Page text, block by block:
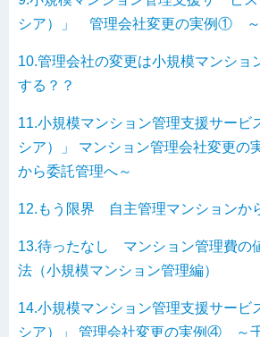
シア）」 管理会社変更の実例① ～
10.管理会社の変更は小規模マンショ
する？？
11.小規模マンション管理支援サービ
シア）」 マンション管理会社変更
から委託管理へ～
12.もう限界 自主管理マンションか
13.待ったなし マンション管理費の
法（小規模マンション管理編）
14.小規模マンション管理支援サービ
シア）」 管理会社変更の実例④ ～